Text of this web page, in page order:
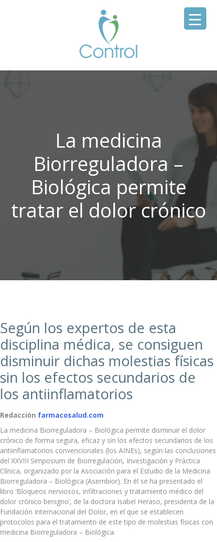
La medicina
Biorreguladora –
Biológica permite
tratar el dolor crónico
Según los expertos de esta
disciplina médica, se consiguen
disminuir dichas molestias físicas
sin los efectos secundarios de
los antiinflamatorios
Redacción farmacosalud.com
La medicina Biorreguladora – Biológica permite disminuir el dolor
crónico de forma segura, eficaz y sin los efectos secundarios de los
antiinflamatorios convencionales (los AINEs), según las conclusiones
del XXVIII Simposium de Biorregulación, Investigación y Práctica
Clínica, organizado por la Asociación para el Estudio de la Medicina
Biorreguladora – Biológica (Asembior). En él se ha presentado el
libro ‘Bloqueos nerviosos, infiltraciones y tratamiento médico del
dolor crónico benigno’, de la doctora Isabel Heraso, presidenta de la
Fundación Internacional del Dolor, en el que se establecen
protocolos para el tratamiento de este tipo de molestias físicas con
medicina Biorreguladora – Biológica.